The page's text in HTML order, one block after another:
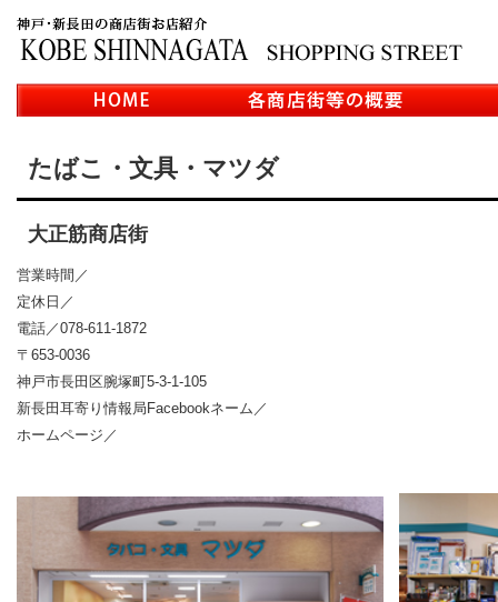
たばこ・文具・マツダ
大正筋商店街
営業時間／
定休日／
電話／078-611-1872
〒653-0036
神戸市長田区腕塚町5-3-1-105
新長田耳寄り情報局Facebookネーム／
ホームページ／